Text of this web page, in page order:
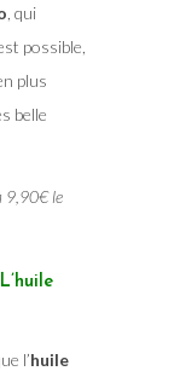
, qui
possible,
plus
belle
9,90€ le
l’huile